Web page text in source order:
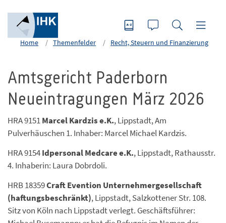
Home Themenfelder Recht, Steuern und Finanzierung
Amtsgericht Paderborn
Neueintragungen März 2026
HRA 9151Marcel Kardzis e.K., Lippstadt, Am
Pulverhäuschen 1. Inhaber: Marcel Michael Kardzis.
HRA 9154Idpersonal Medcare e.K., Lippstadt, Rathausstr.
4. Inhaberin: Laura Dobrdoli.
HRB 18359Craft Evention Unternehmergesellschaft
(haftungsbeschränkt), Lippstadt, Salzkottener Str. 108.
Sitz von Köln nach Lippstadt verlegt. Geschäftsführer: